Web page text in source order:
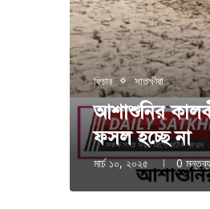
ফিচার সাতক্ষীরা
আশাশুনির
ফসল হচ্ছে না
মার্চ ১০, ২০২৫ 0 মন্তব্য